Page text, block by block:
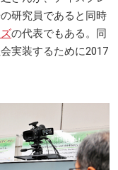
研究員であると同時
の代表でもある。同
実装するために2017